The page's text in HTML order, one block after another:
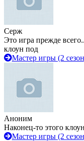
Серж
Это игра прежде
клоун под
Мастер игры (2
Аноним
Наконец-то этого
Мастер игры (2